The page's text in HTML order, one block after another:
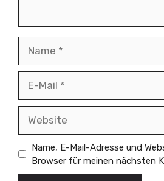
Mail
Name, E-Mail-Adresse und
Browser für meinen nächsten